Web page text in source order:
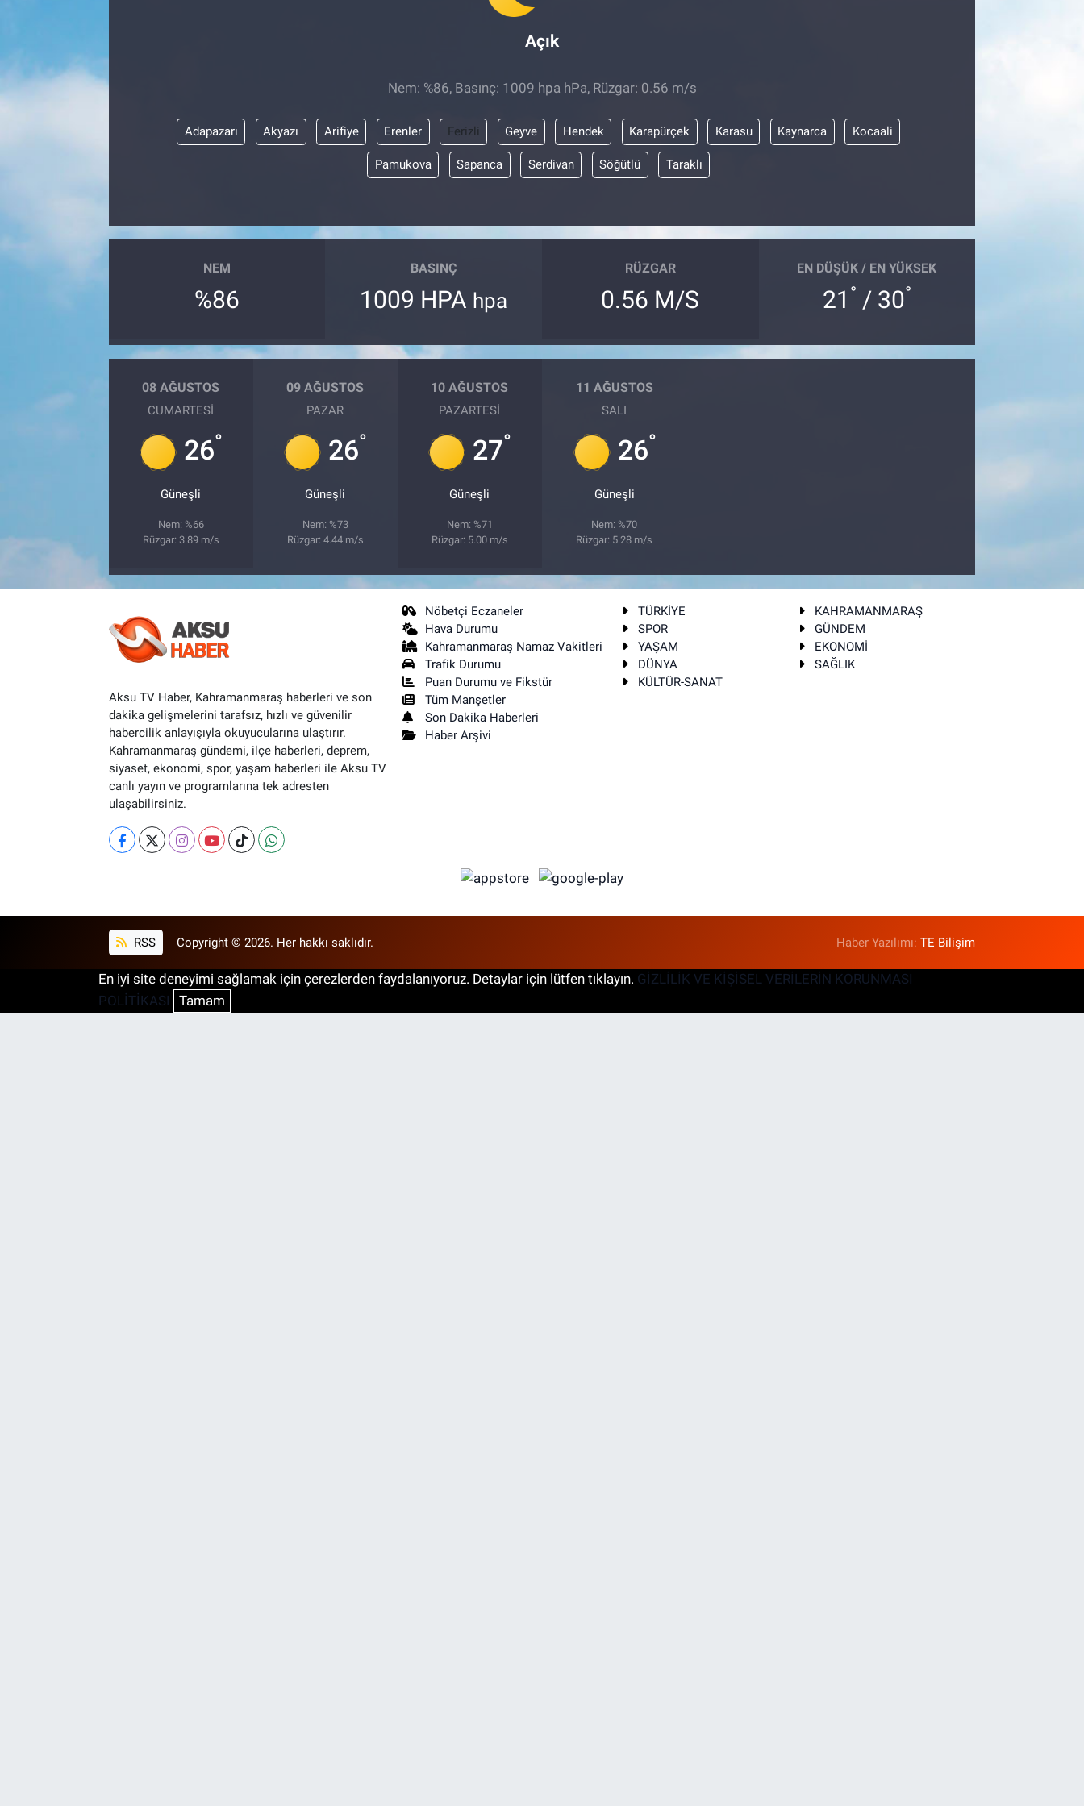
Açık
Nem: %86, Basınç: 1009 hpa hPa, Rüzgar: 0.56 m/s
Adapazarı Akyazı Arifiye Erenler Ferizli Geyve Hendek Karapürçek Karasu Kaynarca Kocaali
Pamukova Sapanca Serdivan Söğütlü Taraklı
NEM
%86
BASINÇ
1009 HPA hpa
RÜZGAR
0.56 M/S
EN DÜŞÜK / EN YÜKSEK
21 ° / 30°
08 AĞUSTOS
CUMARTESI
26°
Güneşli
Nem: %66
Rüzgar: 3.89 m/s
09 AĞUSTOS
PAZAR
26°
Güneşli
Nem: %73
Rüzgar: 4.44 m/s
10 AĞUSTOS
PAZARTESI
27°
Güneşli
Nem: %71
Rüzgar: 5.00 m/s
11 AĞUSTOS
SALI
26°
Güneşli
Nem: %70
Rüzgar: 5.28 m/s
Aksu TV Haber, Kahramanmaraş haberleri ve son
dakika gelişmelerini tarafsız, hızlı ve güvenilir
habercilik anlayışıyla okuyucularına ulaştırır.
Kahramanmaraş gündemi, ilçe haberleri, deprem,
siyaset, ekonomi, spor, yaşam haberleri ile Aksu TV
canlı yayın ve programlarına tek adresten
ulaşabilirsiniz.
Nöbetçi Eczaneler
Hava Durumu
Kahramanmaraş Namaz Vakitleri
Trafik Durumu
Puan Durumu ve Fikstür
Tüm Manşetler
Son Dakika Haberleri
Haber Arşivi
TÜRKİYE
KAHRAMANMARAŞ
SPOR
GÜNDEM
YAŞAM
EKONOMİ
DÜNYA
SAĞLIK
KÜLTÜR-SANAT
RSS Copyright © 2026. Her hakkı saklıdır. Haber Yazılımı:TE Bilişim
En iyi site deneyimi sağlamak için çerezlerden faydalanıyoruz. Detaylar için lütfen tıklayın. GİZLİLİK VE KİŞİSEL VERİLERİN KORUNMASI
POLİTİKASI
Tamam
EKONOMİ